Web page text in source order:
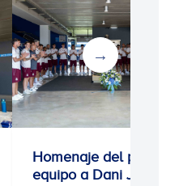
Homenaje del primer
equipo a Dani Jarque